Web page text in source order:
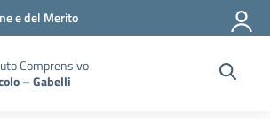
e del Merito
Comprensivo
– Gabelli